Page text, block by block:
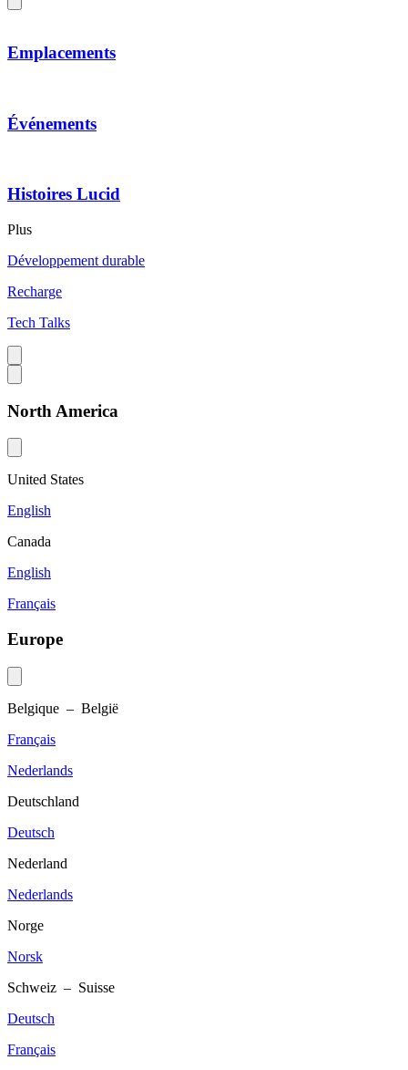
Emplacements
Événements
Histoires Lucid
Plus
Développement durable
Recharge
Tech Talks
North America
United States
English
Canada
English
Français
Europe
Belgique – België
Français
Nederlands
Deutschland
Deutsch
Nederland
Nederlands
Norge
Norsk
Schweiz – Suisse
Deutsch
Français